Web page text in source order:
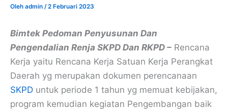
Oleh admin /2 Februari 2023
Bimtek Pedoman Penyusunan Dan
Pengendalian Renja SKPD Dan RKPD – Rencana
Kerja yaitu Rencana Kerja Satuan Kerja Perangkat
Daerah yg merupakan dokumen perencanaan
SKPD untuk periode 1 tahun yg memuat kebijakan,
program kemudian kegiatan Pengembangan baik